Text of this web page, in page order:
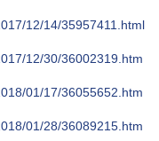
12/14/35957411.html
12/30/36002319.htm
01/17/36055652.htm
01/28/36089215.htm